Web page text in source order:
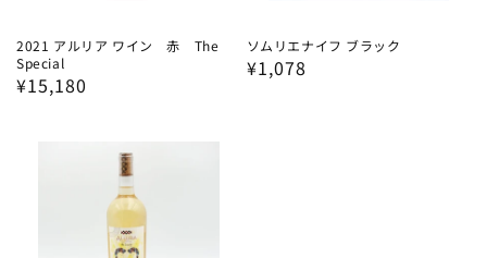
2021 アルリア ワイン 赤 The
Special
通
¥15,180
ソムリエナイフ ブラック
通
¥1,078